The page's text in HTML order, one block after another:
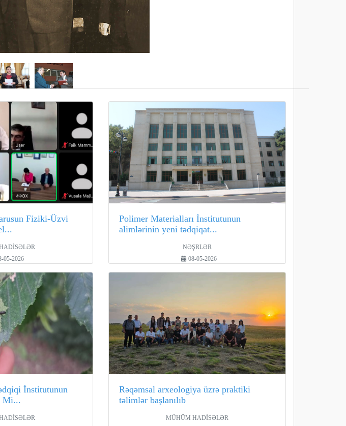
Fiziki-Üzvi
05-2026
Polimer Materialları İnstitutunun
alimlərinin yeni tədqiqat...
NƏŞRLƏR
08-05-2026
İnstitutunun
Mi...
Rəqəmsal arxeologiya üzrə praktiki
təlimlər başlanılıb
MÜHÜM HADİSƏLƏR